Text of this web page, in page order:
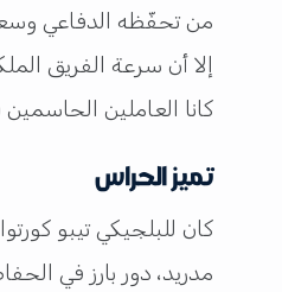
من تحفّظه الدفاعي
إلا أن سرعة الفريق
كانا العاملين الحاسمين
تميز الحراس
كان للبلجيكي تيبو
مدريد، دور بارز في